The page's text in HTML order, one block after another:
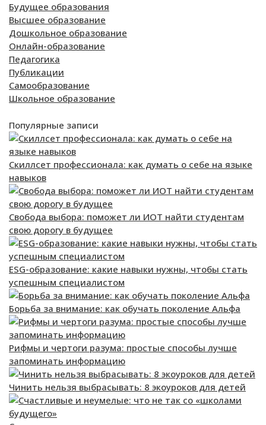
Будущее образования
Высшее образование
Дошкольное образование
Онлайн-образование
Педагогика
Публикации
Самообразование
Школьное образование
Популярные записи
Скиллсет профессионала: как думать о себе на языке
навыков
Свобода выбора: поможет ли ИОТ найти студентам
свою дорогу в будущее
ESG-образование: какие навыки нужны, чтобы стать
успешным специалистом
Борьба за внимание: как обучать поколение Альфа
Рифмы и чертоги разума: простые способы лучше
запоминать информацию
Чинить нельзя выбрасывать: 8 экоуроков для детей